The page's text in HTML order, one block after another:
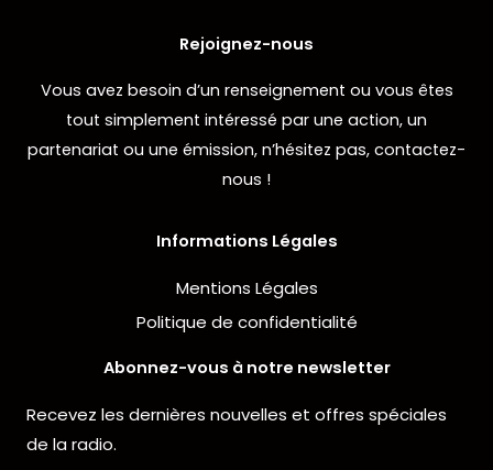
Rejoignez-nous
Vous avez besoin d’un renseignement ou vous êtes
tout simplement intéressé par une action, un
partenariat ou une émission, n’hésitez pas, contactez-
nous !
Informations Légales
Mentions Légales
Politique de confidentialité
Abonnez-vous à notre newsletter
Recevez les dernières nouvelles et offres spéciales
de la radio.